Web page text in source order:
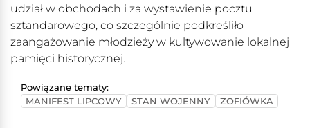
udział w obchodach i za wystawienie pocztu
sztandarowego, co szczególnie podkreśliło
zaangażowanie młodzieży w kultywowanie lokalnej
pamięci historycznej.
Powiązane tematy:
MANIFEST LIPCOWY
STAN WOJENNY ZOFIÓWKA